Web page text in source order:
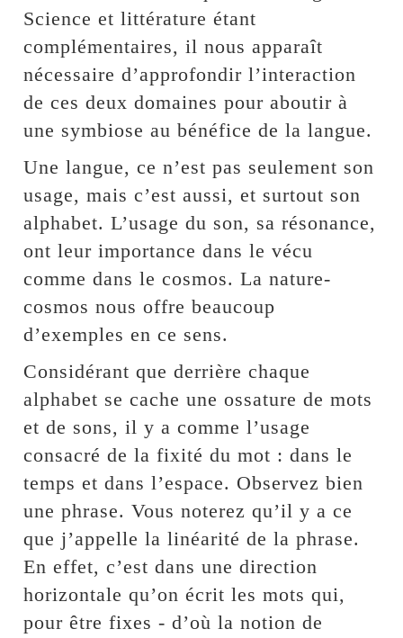
Science et littérature étant
complémentaires, il nous apparaît
nécessaire d’approfondir l’interaction
de ces deux domaines pour aboutir à
une symbiose au bénéfice de la langue.
Une langue, ce n’est pas seulement son
usage, mais c’est aussi, et surtout son
alphabet. L’usage du son, sa résonance,
ont leur importance dans le vécu
comme dans le cosmos. La nature-
cosmos nous offre beaucoup
d’exemples en ce sens.
Considérant que derrière chaque
alphabet se cache une ossature de mots
et de sons, il y a comme l’usage
consacré de la fixité du mot : dans le
temps et dans l’espace. Observez bien
une phrase. Vous noterez qu’il y a ce
que j’appelle la linéarité de la phrase.
En effet, c’est dans une direction
horizontale qu’on écrit les mots qui,
pour être fixes - d’où la notion de